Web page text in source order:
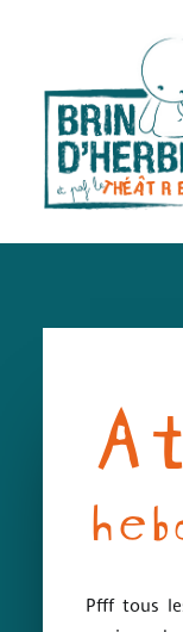
Actions Q
Ateliers et stages
Publics
Quoi de neuf ?
Pfff tous